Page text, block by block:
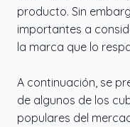
producto. Sin
importantes a
la marca que lo
A continuación, se
de algunos de los
populares del